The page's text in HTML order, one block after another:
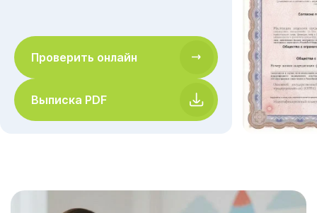
Проверить онлайн
Выписка PDF